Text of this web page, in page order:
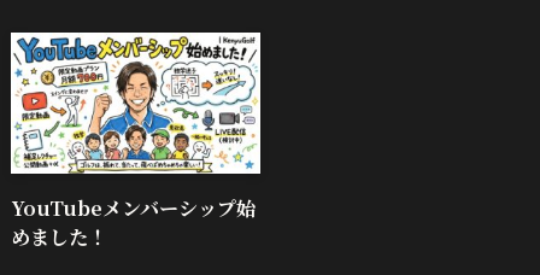
YouTubeメンバーシップ始
めました！